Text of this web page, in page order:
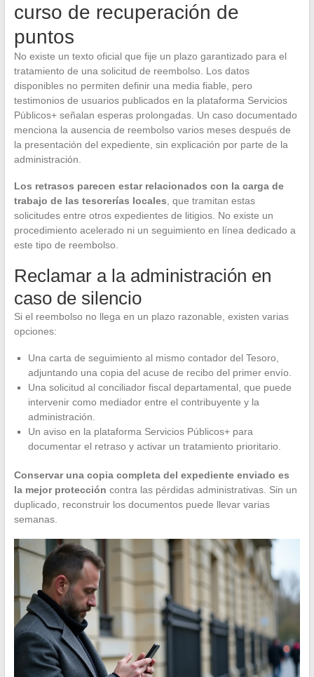
curso de recuperación de
puntos
No existe un texto oficial que fije un plazo garantizado para el
tratamiento de una solicitud de reembolso. Los datos
disponibles no permiten definir una media fiable, pero
testimonios de usuarios publicados en la plataforma Servicios
Públicos+ señalan esperas prolongadas. Un caso documentado
menciona la ausencia de reembolso varios meses después de
la presentación del expediente, sin explicación por parte de la
administración.
Los retrasos parecen estar relacionados con la carga de
trabajo de las tesorerías locales , que tramitan estas
solicitudes entre otros expedientes de litigios. No existe un
procedimiento acelerado ni un seguimiento en línea dedicado a
este tipo de reembolso.
Reclamar a la administración en
caso de silencio
Si el reembolso no llega en un plazo razonable, existen varias
opciones:
Una carta de seguimiento al mismo contador del Tesoro,
adjuntando una copia del acuse de recibo del primer envío.
Una solicitud al conciliador fiscal departamental, que puede
intervenir como mediador entre el contribuyente y la
administración.
Un aviso en la plataforma Servicios Públicos+ para
documentar el retraso y activar un tratamiento prioritario.
Conservar una copia completa del expediente enviado es
la mejor protección contra las pérdidas administrativas. Sin un
duplicado, reconstruir los documentos puede llevar varias
semanas.